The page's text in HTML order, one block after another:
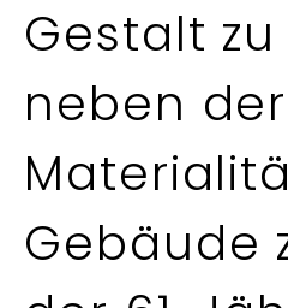
Gestalt
neben
Gebäude